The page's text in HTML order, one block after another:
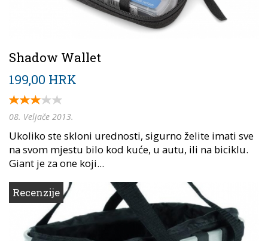
Shadow Wallet
199,00 HRK
08. Veljače 2013.
Ukoliko ste skloni urednosti, sigurno želite imati sve
na svom mjestu bilo kod kuće, u autu, ili na biciklu.
Giant je za one koji...
Recenzije